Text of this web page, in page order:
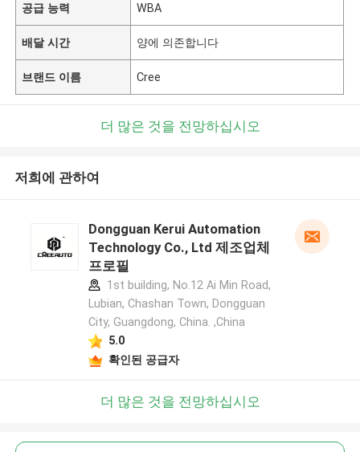
공급 능력 WBA
배달 시간 양에 의존합니다
브랜드 이름 Cree
더 많은 것을 전망하십시오
저희에 관하여
Dongguan Kerui Automation
Technology Co., Ltd 제조업체
프로필
1st building, No.12 Ai Min Road,
Lubian, Chashan Town, Dongguan
City, Guangdong, China. ,China
5.0
확인된 공급자
더 많은 것을 전망하십시오